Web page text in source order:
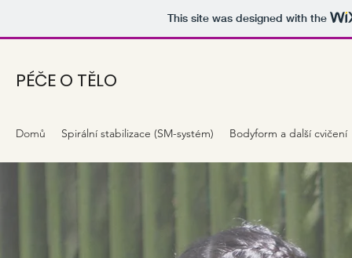
This site was designed with the
PÉČE O TĚLO
Domů Spirální stabilizace (SM-systém) Bodyform a další cvičení